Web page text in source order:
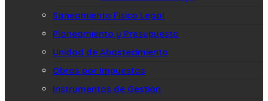
Saneamiento Fisico Legal
Planeamiento y Presupuesto
Unidad de Abastecimiento
Obras por Impuestos
Instrumentos de Gestion